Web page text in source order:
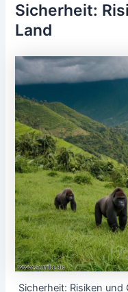
Sicherheit:
Land
Sicherheit: Risiken und